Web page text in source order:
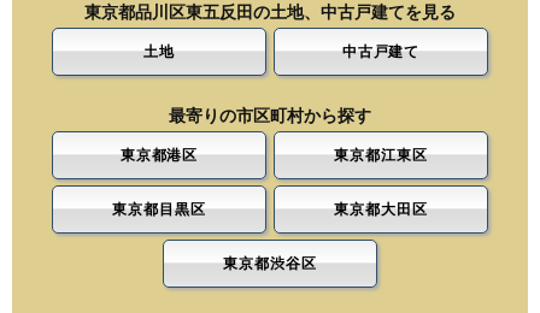
東京都品川区東五反田の土地、中古戸建てを見る
土地 中古戸建て
最寄りの市区町村から探す
東京都港区 東京都江東区
東京都目黒区 東京都大田区
東京都渋谷区